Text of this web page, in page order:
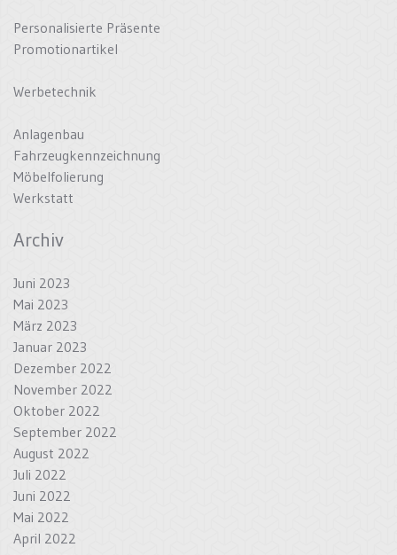
Personalisierte Präsente
Promotionartikel
Werbetechnik
Anlagenbau
Fahrzeugkennzeichnung
Möbelfolierung
Werkstatt
Archiv
Juni 2023
Mai 2023
März 2023
Januar 2023
Dezember 2022
November 2022
Oktober 2022
September 2022
August 2022
Juli 2022
Juni 2022
Mai 2022
April 2022